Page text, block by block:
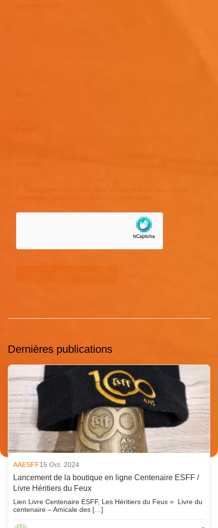
Dernières publications
AAESFF15 Oct. 2024
Lancement de la boutique en ligne Centenaire ESFF /
Livre Héritiers du Feux
Lien Livre Centenaire ESFF, Les Héritiers du Feux = Livre du
centenaire – Amicale des […]